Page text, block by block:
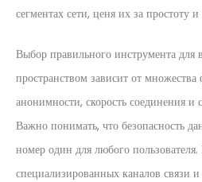
сегментах сети, ценя их за простоту
Выбор правильного инструмента
пространством зависит от
анонимности, скорость соединения и
Важно понимать, что безопасность
номер один для любого
специализированных каналов связи